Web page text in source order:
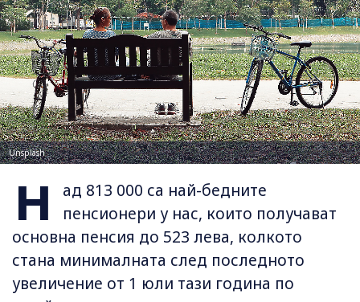
Unsplash
Н
ад 813 000 са най-бедните
пенсионери у нас, които получават
основна пенсия до 523 лева, колкото
стана минималната след последното
увеличение от 1 юли тази година по